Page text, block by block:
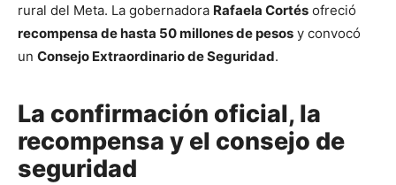
rural del Meta. La gobernadora Rafaela Cortés ofreció
recompensa de hasta 50 millones de pesos y convocó
un Consejo Extraordinario de Seguridad.
La confirmación oficial, la
recompensa y el consejo de
seguridad